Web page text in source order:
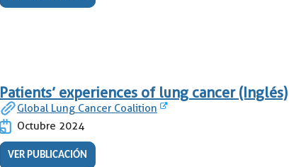
Patients’ experiences of lung cancer (Inglés)
Global Lung Cancer Coalition
Octubre 2024
VER PUBLICACIÓN